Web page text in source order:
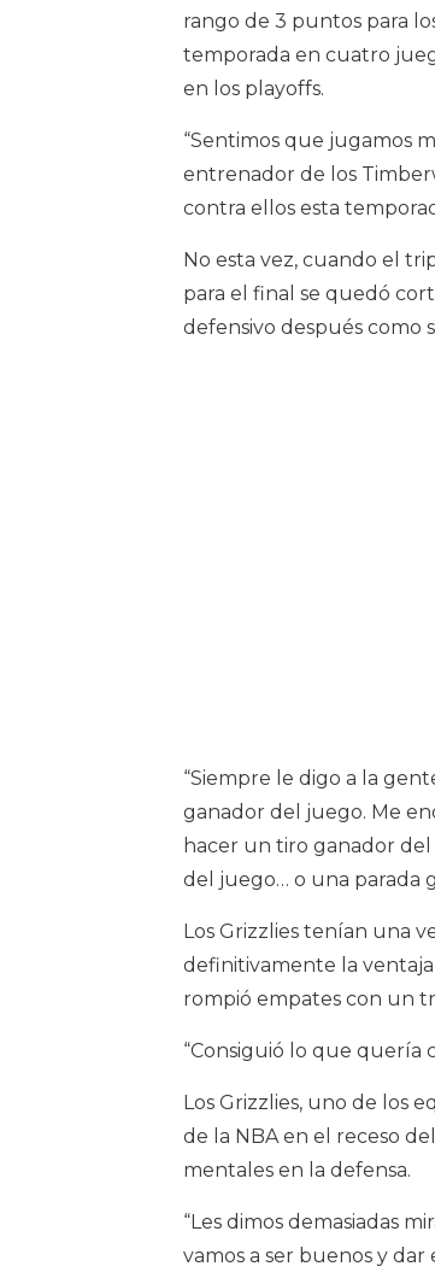
rango de 3 puntos para
temporada en cuatro
en los playoffs.
“Sentimos que jugamos
entrenador de los
contra ellos esta
No esta vez, cuando el
para el final se quedó
defensivo después como
“Siempre le digo a la
ganador del juego. Me
hacer un tiro ganador
del juego… o una parada
Los Grizzlies tenían una
definitivamente la ventaja
rompió empates con un
“Consiguió lo que quería
Los Grizzlies, uno de los
de la NBA en el receso
mentales en la defensa.
“Les dimos demasiadas
vamos a ser buenos y